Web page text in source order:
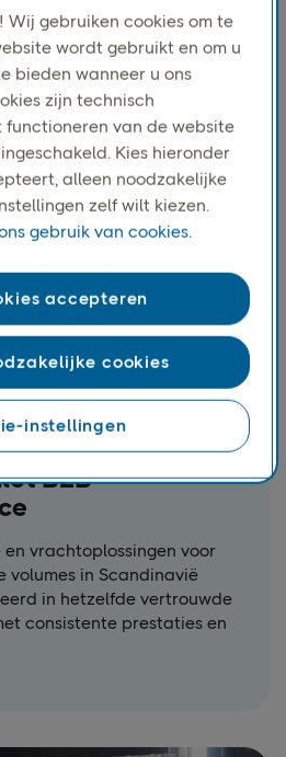
om pakketten op te
supermarkten en
De belangrijkste factor
– genoemd door 80%
bij het afrekenen.
B2B-
vrachtoplossingen voor
volumes in Scandinavië
in hetzelfde vertrouwde
consistente prestaties en
Wij gebruiken cookies om te
wordt gebruikt en om u
bieden wanneer u ons
zijn technisch
functioneren van de website
Kies hieronder
alleen noodzakelijke
zelf wilt kiezen.
gebruik van cookies.
instellingen
cookies
accepteren